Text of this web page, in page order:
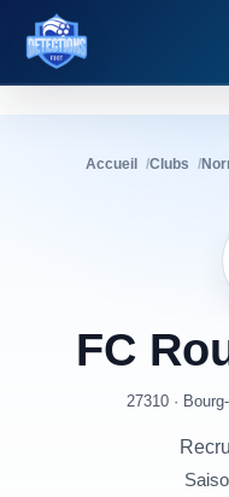
Détections Foot
Accueil Clubs
FC
27310 ·